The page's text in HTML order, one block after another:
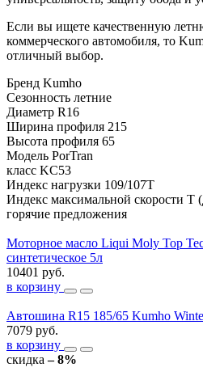
Если вы ищете качественную
коммерческого автомобиля, то
отличный выбор.
Бренд Kumho
Сезонность летние
Диаметр R16
Ширина профиля 215
Высота профиля 65
Модель PorTran
класс KC53
Индекс нагрузки 109/107T
Индекс максимальной скорости T
горячие предложения
Моторное масло Liqui Moly Top
синтетическое 5л
10401 руб.
в корзину
Автошина R15 185/65 Kumho
7079 руб.
в корзину
скидка– 8%